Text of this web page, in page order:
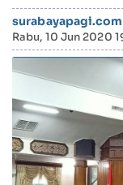
surabayapagi.com
Rabu, 10 Jun 2020